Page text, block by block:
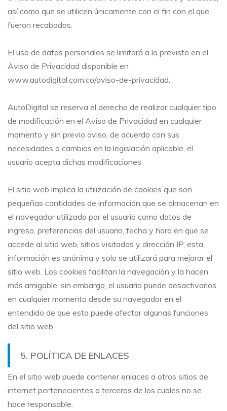
así como que se utilicen únicamente con el fin con el que
fueron recabados.
El uso de datos personales se limitará a lo previsto en el
Aviso de Privacidad disponible en
www.autodigital.com.co/aviso-de-privacidad.
AutoDigital se reserva el derecho de realizar cualquier tipo
de modificación en el Aviso de Privacidad en cualquier
momento y sin previo aviso, de acuerdo con sus
necesidades o cambios en la legislación aplicable, el
usuario acepta dichas modificaciones.
El sitio web implica la utilización de cookies que son
pequeñas cantidades de información que se almacenan en
el navegador utilizado por el usuario como datos de
ingreso, preferencias del usuario, fecha y hora en que se
accede al sitio web, sitios visitados y dirección IP, esta
información es anónima y solo se utilizará para mejorar el
sitio web. Los cookies facilitan la navegación y la hacen
más amigable, sin embargo, el usuario puede desactivarlos
en cualquier momento desde su navegador en el
entendido de que esto puede afectar algunas funciones
del sitio web.
5. POLÍTICA DE ENLACES
En el sitio web puede contener enlaces a otros sitios de
internet pertenecientes a terceros de los cuales no se
hace responsable.